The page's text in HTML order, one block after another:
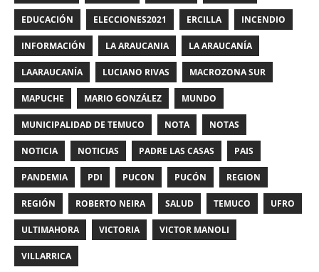
EDUCACIÓN ELECCIONES2021 ERCILLA INCENDIO
INFORMACIÓN LA ARAUCANIA LA ARAUCANÍA
LAARAUCANÍA LUCIANO RIVAS MACROZONA SUR
MAPUCHE MARIO GONZÁLEZ MUNDO
MUNICIPALIDAD DE TEMUCO NOTA NOTAS
NOTICIA NOTICIAS PADRE LAS CASAS PAIS
PANDEMIA PDI PUCON PUCÓN REGION
REGIÓN ROBERTO NEIRA SALUD TEMUCO UFRO
ULTIMAHORA VICTORIA VICTOR MANOLI
VILLARRICA